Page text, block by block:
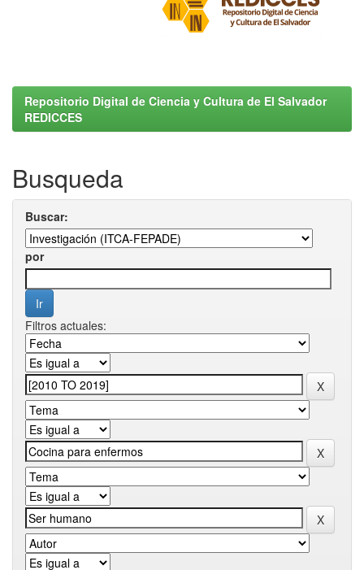
Repositorio Digital de Ciencia y Cultura de El Salvador
REDICCES
Busqueda
Buscar:
por
Filtros actuales: